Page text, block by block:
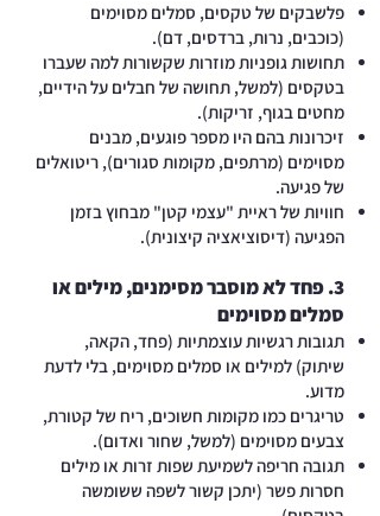
פלשבקים של טקסים, סמלים מסוימים
(כוכבים, נרות, ברדסים, דם).
תחושות גופניות מוזרות שקשורות למה שעברו
בטקסים (למשל, תחושה של חבלים על הידיים,
מחטים בגוף, זריקות).
זיכרונות בהם היו מספר פוגעים, מבנים
מסוימים (מרתפים, מקומות סגורים), ריטואלים
של פגיעה.
חוויות של ראיית "עצמי קטן" מבחוץ בזמן
הפגיעה (דיסוציאציה קיצונית).
3. פחד לא מוסבר מסימנים, מילים או
סמלים מסוימים
תגובות רגשיות עוצמתיות (פחד, הקאה,
שיתוק) למילים או סמלים מסוימים, בלי לדעת
מדוע.
טריגרים כמו מקומות חשוכים, ריח של קטורת,
צבעים מסוימים (למשל, שחור ואדום).
תגובה חריפה לשמיעת שפות זרות או מילים
חסרות פשר (יתכן קשור לשפה ששומשה